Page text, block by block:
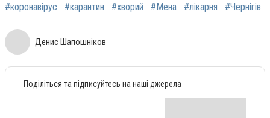
#коронавірус #карантин #хворий #Мена #лікарня #Чернігів
Денис Шапошніков
Поділіться та підписуйтесь на наші джерела